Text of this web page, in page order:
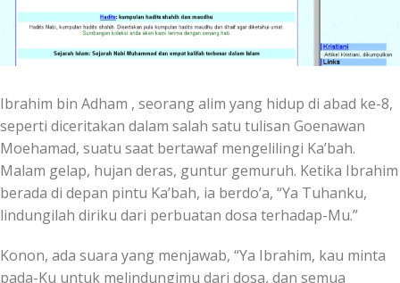
Ibrahim bin Adham , seorang alim yang hidup di abad ke-8,
seperti diceritakan dalam salah satu tulisan Goenawan
Moehamad, suatu saat bertawaf mengelilingi Ka’bah.
Malam gelap, hujan deras, guntur gemuruh. Ketika Ibrahim
berada di depan pintu Ka’bah, ia berdo’a, “Ya Tuhanku,
lindungilah diriku dari perbuatan dosa terhadap-Mu.”
Konon, ada suara yang menjawab, “Ya Ibrahim, kau minta
pada-Ku untuk melindungimu dari dosa, dan semua